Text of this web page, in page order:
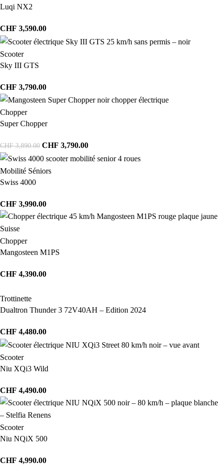
Luqi NX2
CHF 3,590.00
Scooter
Sky III GTS
CHF 3,790.00
Chopper
Super Chopper
CHF3,890.00 CHF 3,790.00
Mobilité Séniors
Swiss 4000
CHF 3,990.00
Chopper
Mangosteen M1PS
CHF 4,390.00
Trottinette
Dualtron Thunder 3 72V40AH – Edition 2024
CHF 4,480.00
Scooter
Niu XQi3 Wild
CHF 4,490.00
Scooter
Niu NQiX 500
CHF 4,990.00